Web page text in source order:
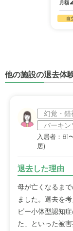
月額
自
他の施設の退去体
幻覚・錯
パーキン
入居者：81
居)
退去した理由
母が亡くなるま
ました。退去を
ビー小体型認知
た」といった被